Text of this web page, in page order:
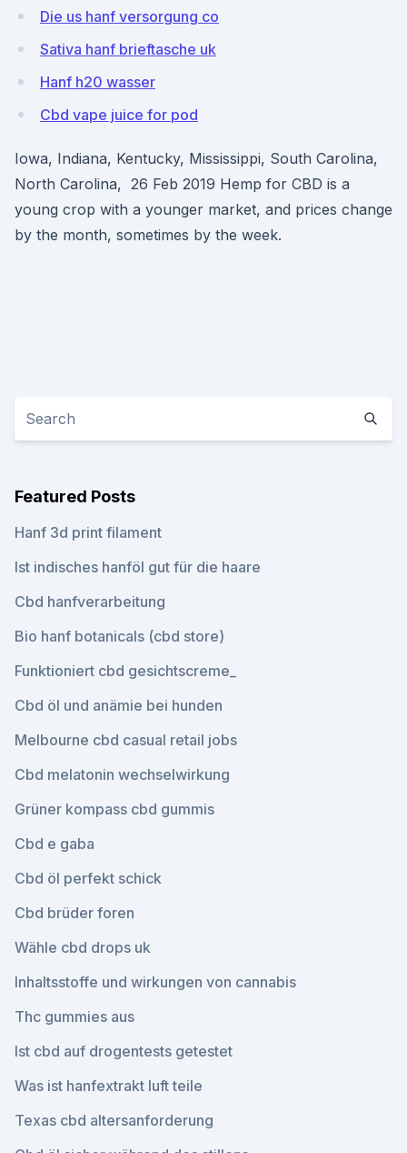
Die us hanf versorgung co
Sativa hanf brieftasche uk
Hanf h20 wasser
Cbd vape juice for pod
Iowa, Indiana, Kentucky, Mississippi, South Carolina,
North Carolina, 26 Feb 2019 Hemp for CBD is a
young crop with a younger market, and prices change
by the month, sometimes by the week.
Featured Posts
Hanf 3d print filament
Ist indisches hanföl gut für die haare
Cbd hanfverarbeitung
Bio hanf botanicals (cbd store)
Funktioniert cbd gesichtscreme_
Cbd öl und anämie bei hunden
Melbourne cbd casual retail jobs
Cbd melatonin wechselwirkung
Grüner kompass cbd gummis
Cbd e gaba
Cbd öl perfekt schick
Cbd brüder foren
Wähle cbd drops uk
Inhaltsstoffe und wirkungen von cannabis
Thc gummies aus
Ist cbd auf drogentests getestet
Was ist hanfextrakt luft teile
Texas cbd altersanforderung